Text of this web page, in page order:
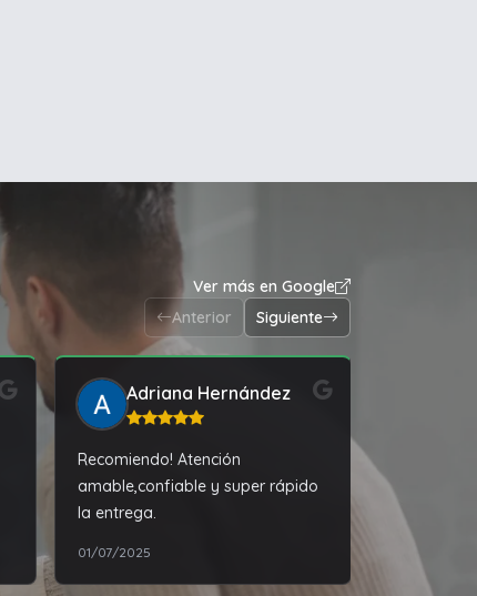
Ver más en Google
Anterior
Siguiente
Adriana Hernández
Recomiendo! Atención
amable,confiable y super rápido
la entrega.
01/07/2025
servicio.
claridad,
acordado
compra
07/01/2026